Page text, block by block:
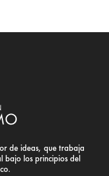
de ideas, que trabaja
bajo los principios del